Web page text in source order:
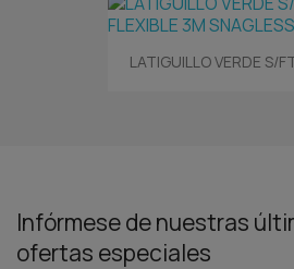
LATIGUILLO VERDE S/
Infórmese de nuestras
ofertas especiales